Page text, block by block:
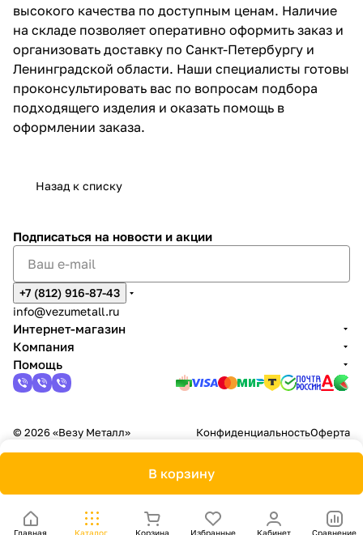
высокого качества по доступным ценам. Наличие
на складе позволяет оперативно оформить заказ и
организовать доставку по Санкт-Петербургу и
Ленинградской области. Наши специалисты готовы
проконсультировать вас по вопросам подбора
подходящего изделия и оказать помощь в
оформлении заказа.
Назад к списку
В корзину
Главная Каталог Корзина Избранные Кабинет Сравнение
Подписаться на новости и акции
+7 (812) 916-87-43
info@vezumetall.ru
Интернет-магазин
Компания
Помощь
© 2026 «Везу Металл» КонфиденциальностьОферта